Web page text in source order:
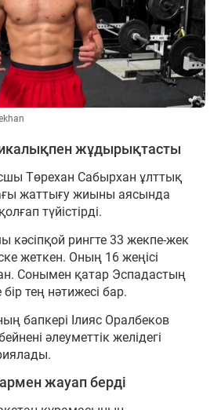
жұдырықтасты
Төрехан Сабырхан ұлттық
жаттығу жиыны аясында
түйістірді.
кәсіпқой рингте 33 жекпе-жек
жеткен. Оның 16 жеңісі
Сонымен қатар Эспадастың
тең нәтижесі бар.
бапкері Ілияс Оралбеков
әлеуметтік желідегі
жауап берді